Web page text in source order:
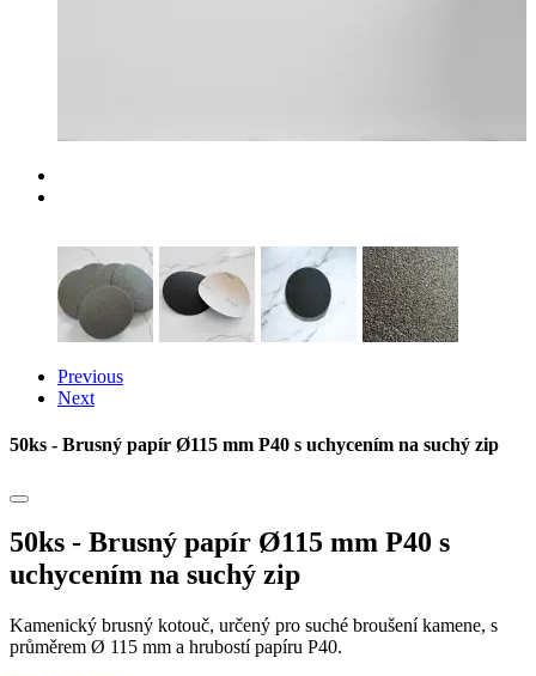
Previous
Next
50ks - Brusný papír Ø115 mm P40 s uchycením na suchý zip
50ks - Brusný papír Ø115 mm P40 s
uchycením na suchý zip
Kamenický brusný kotouč, určený pro suché broušení kamene, s
průměrem Ø 115 mm a hrubostí papíru P40.